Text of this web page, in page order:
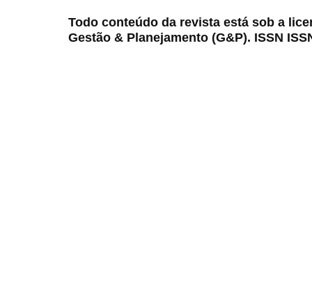
Todo conteúdo da revista está sob a
Gestão & Planejamento (G&P). ISSN